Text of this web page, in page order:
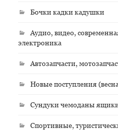
Бочки кадки кадушки
Аудио, видео,
электроника
Автозапчасти,
Новые поступления
Сундуки чемоданы
Спортивные,